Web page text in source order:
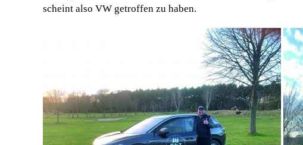
scheint also VW getroffen zu haben.